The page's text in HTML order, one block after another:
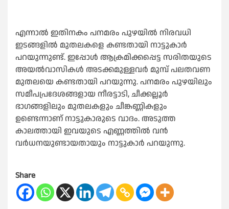
എന്നാൽ ഇതിനകം പനമരം പുഴയില്‍ നിരവധി
ഇടങ്ങളില്‍ മുതലകളെ കണ്ടതായി നാട്ടുകാര്‍
പറയുന്നുണ്ട്. ഇപ്പോള്‍ ആക്രമിക്കപ്പെട്ട സരിതയുടെ
അയല്‍വാസികള്‍ അടക്കമുള്ളവര്‍ മുമ്പ് പലതവണ
മുതലയെ കണ്ടതായി പറയുന്നു. പനമരം പുഴയിലും
സമീപപ്രദേശങ്ങളായ നീരട്ടാടി, ചീക്കല്ലൂർ
ഭാഗങ്ങളിലും മുതലകളും ചീങ്കണ്ണികളും
ഉണ്ടെന്നാണ് നാട്ടുകാരുടെ വാദം. അടുത്ത
കാലത്തായി ഇവയുടെ എണ്ണത്തിൽ വൻ
വർധനയുണ്ടായതായും നാട്ടുകാർ പറയുന്നു.
Share